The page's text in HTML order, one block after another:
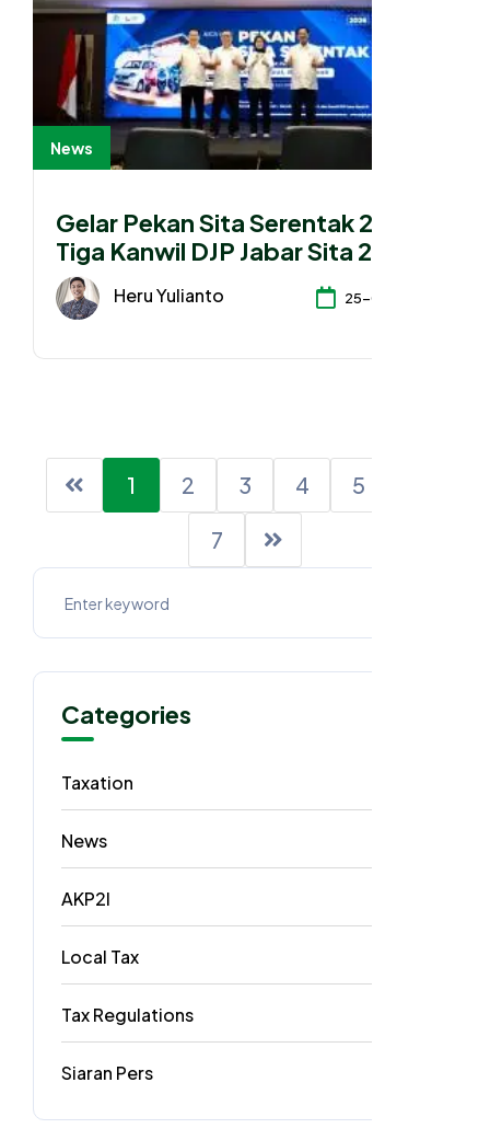
News
Gelar Pekan Sita Serentak 2026,
Tiga Kanwil DJP Jabar Sita 288
Aset Senilai Rp 54 Miliar
Heru Yulianto 25-06-2026
1 2 3 4 5
7
Categories
Taxation
News
AKP2I
Local Tax
Tax Regulations
Siaran Pers